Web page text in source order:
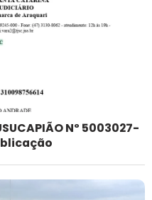
Nº 5003027-